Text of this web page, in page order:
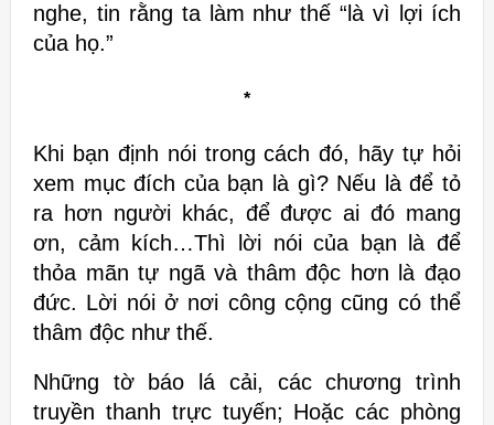
nghe, tin rằng ta làm như thế “là vì lợi ích
của họ.”
*
Khi bạn định nói trong cách đó, hãy tự hỏi
xem mụcđích của bạn là gì? Nếu là để tỏ
ra hơn người khác, để được ai đó mang
ơn, cảm kích…Thì lời nói của bạn là để
thỏa mãn tự ngã và thâm độc hơn là đạo
đức. Lời nói ở nơi công cộng cũng có thể
thâm độc như thế.
Những tờ báo lá cải, các chương trình
truyền thanh trực tuyến; Hoặc các phòng